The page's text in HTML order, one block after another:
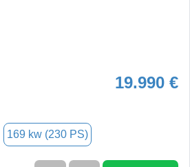
19.990 €
169 kw (230 PS)